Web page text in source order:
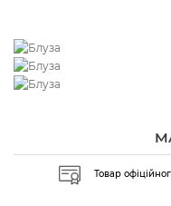
Товар